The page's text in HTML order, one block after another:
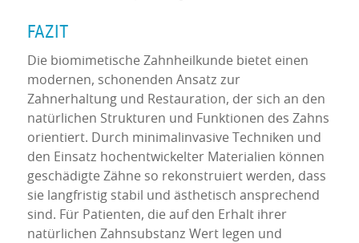
FAZIT
Die biomimetische Zahnheilkunde bietet einen
modernen, schonenden Ansatz zur
Zahnerhaltung und Restauration, der sich an den
natürlichen Strukturen und Funktionen des Zahns
orientiert. Durch minimalinvasive Techniken und
den Einsatz hochentwickelter Materialien können
geschädigte Zähne so rekonstruiert werden, dass
sie langfristig stabil und ästhetisch ansprechend
sind. Für Patienten, die auf den Erhalt ihrer
natürlichen Zahnsubstanz Wert legen und